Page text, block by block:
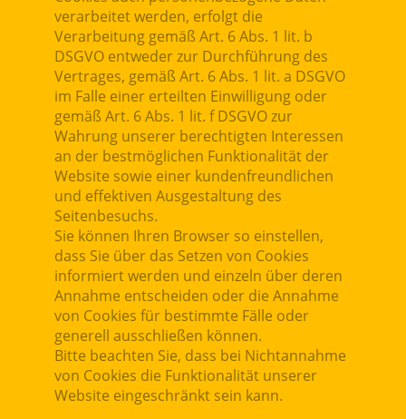
verarbeitet werden, erfolgt die
Verarbeitung gemäß Art. 6 Abs. 1 lit. b
DSGVO entweder zur Durchführung des
Vertrages, gemäß Art. 6 Abs. 1 lit. a DSGVO
im Falle einer erteilten Einwilligung oder
gemäß Art. 6 Abs. 1 lit. f DSGVO zur
Wahrung unserer berechtigten Interessen
an der bestmöglichen Funktionalität der
Website sowie einer kundenfreundlichen
und effektiven Ausgestaltung des
Seitenbesuchs.
Sie können Ihren Browser so einstellen,
dass Sie über das Setzen von Cookies
informiert werden und einzeln über deren
Annahme entscheiden oder die Annahme
von Cookies für bestimmte Fälle oder
generell ausschließen können.
Bitte beachten Sie, dass bei Nichtannahme
von Cookies die Funktionalität unserer
Website eingeschränkt sein kann.